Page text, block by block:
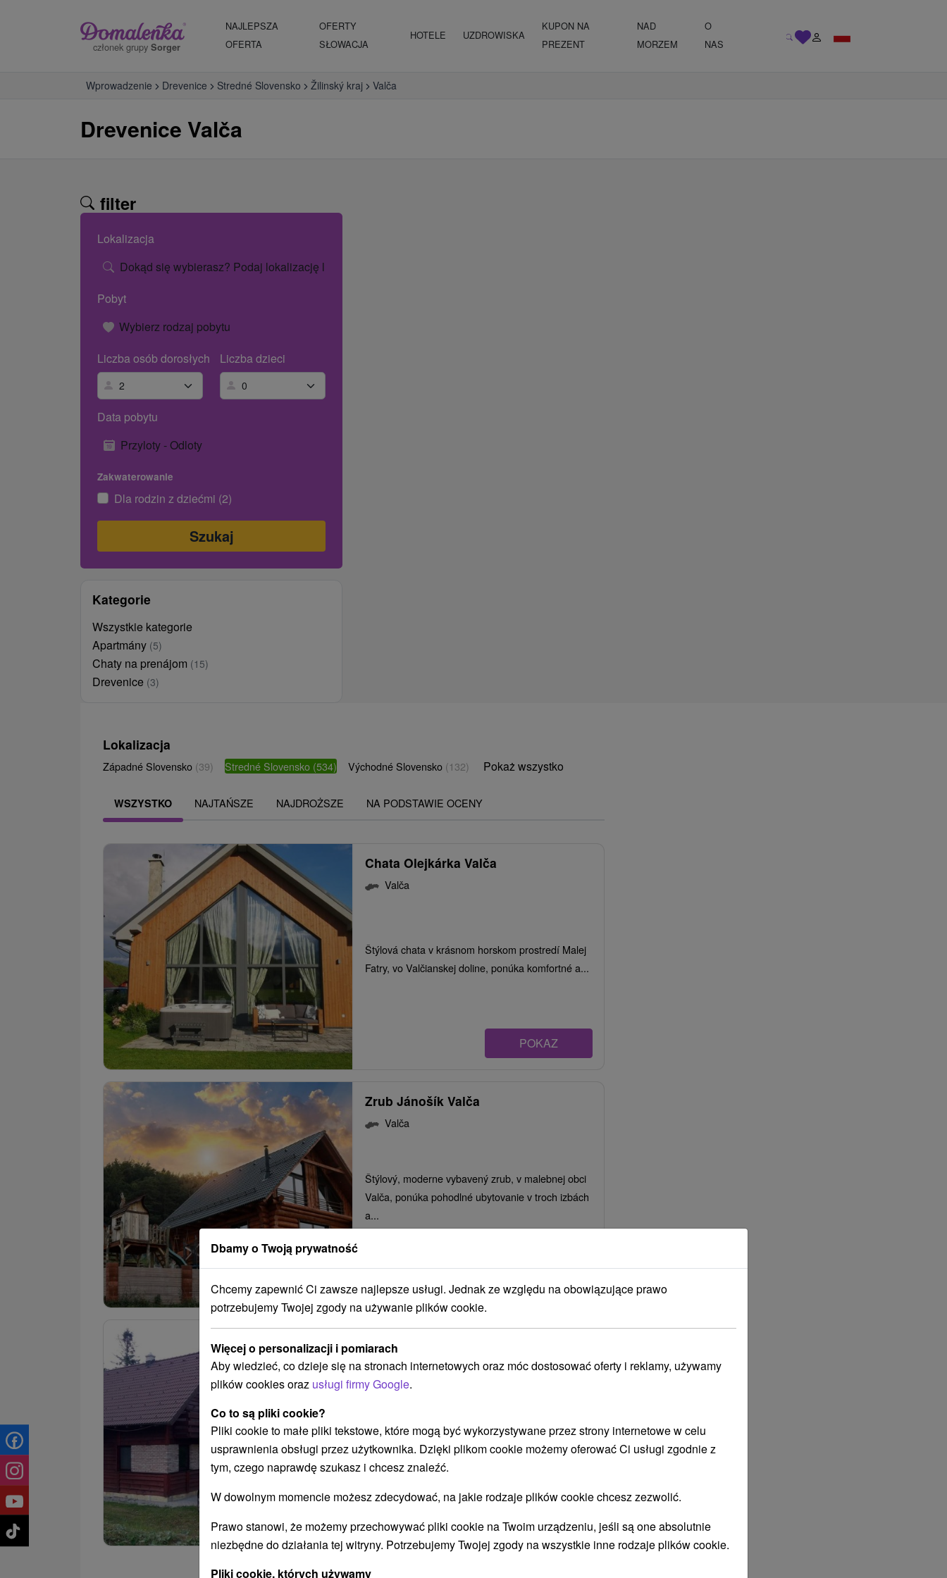
członek grupy Sorger
NAJLEPSZA
OFERTA
OFERTY
SŁOWACJA
HOTELE UZDROWISKA
KUPON NA
PREZENT
NAD
MORZEM
O
NAS
Wprowadzenie Drevenice Stredné Slovensko Žilinský kraj Valča
Drevenice Valča
filter
Lokalizacja
Dokąd się wybierasz? Podaj lokalizację lub nazwę hotelu.
Pobyt
Wybierz rodzaj pobytu
Liczba osób dorosłych
Liczba dzieci
Data pobytu
Przyloty - Odloty
Zakwaterowanie
Dla rodzin z dziećmi (2)
Kategorie
Wszystkie kategorie
Apartmány (5)
Chaty na prenájom (15)
Drevenice (3)
Lokalizacja
Západné Slovensko (39) Stredné Slovensko (534) Východné Slovensko (132) Pokaż wszystko
WSZYSTKO NAJTAŃSZE NAJDROŻSZE NA PODSTAWIE OCENY
Chata Olejkárka Valča
Valča
Štýlová chata v krásnom horskom prostredí Malej
Fatry, vo Valčianskej doline, ponúka komfortné a...
POKAZ
Zrub Jánošík Valča
Valča
Štýlový, moderne vybavený zrub, v malebnej obci
Valča, ponúka pohodlné ubytovanie v troch izbách
a...
POKAZ
Valča
Malej Fatry, v stredisku Snowland - Valčianska
dolina, ponúka...
POKAZ
Dbamy o Twoją prywatność
Chcemy zapewnić Ci zawsze najlepsze usługi. Jednak ze względu na obowiązujące prawo
potrzebujemy Twojej zgody na używanie plików cookie.
Więcej o personalizacji i pomiarach
Aby wiedzieć, co dzieje się na stronach internetowych oraz móc dostosować oferty i reklamy, używamy
plików cookies oraz usługi firmy Google.
Co to są pliki cookie?
Pliki cookie to małe pliki tekstowe, które mogą być wykorzystywane przez strony internetowe w celu
usprawnienia obsługi przez użytkownika. Dzięki plikom cookie możemy oferować Ci usługi zgodnie z
tym, czego naprawdę szukasz i chcesz znaleźć.
W dowolnym momencie możesz zdecydować, na jakie rodzaje plików cookie chcesz zezwolić.
Prawo stanowi, że możemy przechowywać pliki cookie na Twoim urządzeniu, jeśli są one absolutnie
niezbędne do działania tej witryny. Potrzebujemy Twojej zgody na wszystkie inne rodzaje plików cookie.
Pliki cookie, których używamy